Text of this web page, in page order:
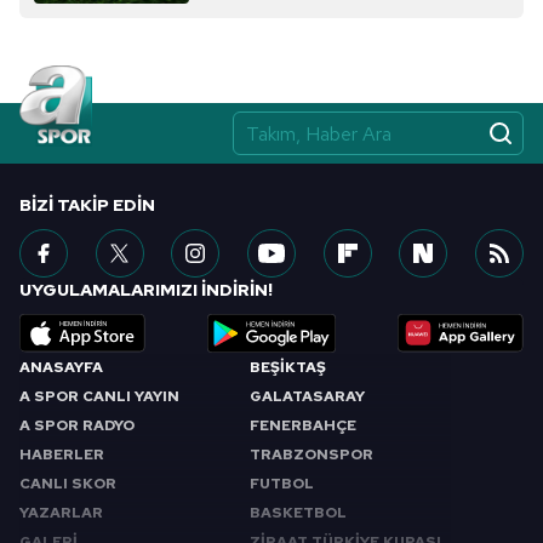
almak için lütfentıklayınız
ANASAYFA
A SPOR CANLI YAYIN
A SPOR RADYO
HABERLER
CANLI SKOR
YAZARLAR
BEŞİKTAŞ
GALATASARAY
FENERBAHÇE
TRABZONSPOR
FUTBOL
BASKETBOL
BIZI TAKIP EDIN
UYGULAMALARIMIZI İNDİRİN!